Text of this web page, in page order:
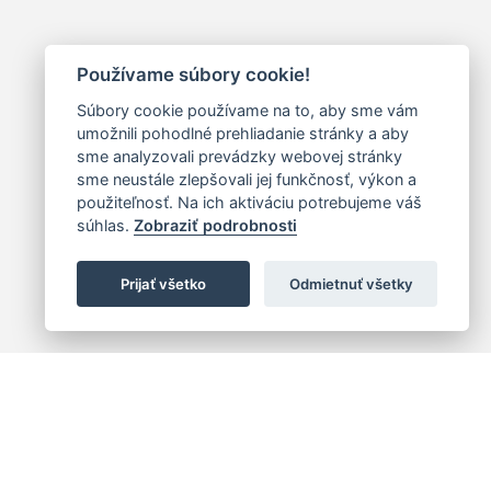
Používame súbory cookie!
Súbory cookie používame na to, aby sme vám
umožnili pohodlné prehliadanie stránky a aby
sme analyzovali prevádzky webovej stránky
sme neustále zlepšovali jej funkčnosť, výkon a
použiteľnosť. Na ich aktiváciu potrebujeme váš
súhlas. Zobraziť podrobnosti
Prijať všetko Odmietnuť všetky